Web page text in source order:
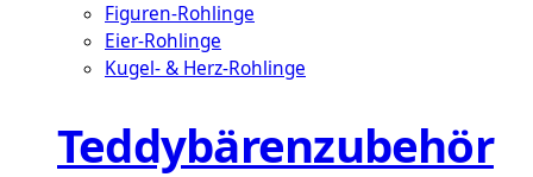
Figuren-Rohlinge
Eier-Rohlinge
Kugel- & Herz-Rohlinge
Teddybärenzubehör